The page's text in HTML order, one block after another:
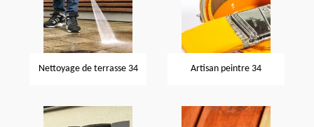
Nettoyage de terrasse 34 Artisan peintre 34